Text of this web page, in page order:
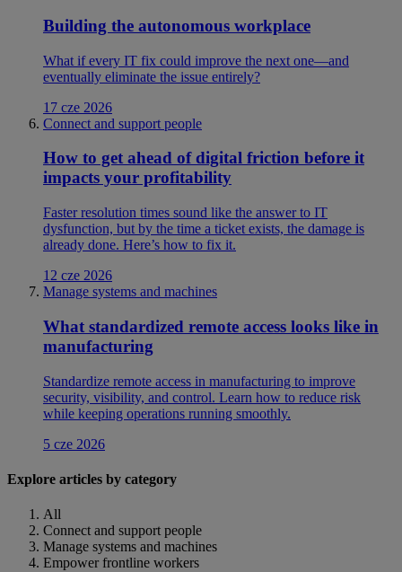
Building the autonomous workplace
What if every IT fix could improve the next one—and
eventually eliminate the issue entirely?
17 cze 2026
Connect and support people
How to get ahead of digital friction before it
impacts your profitability
Faster resolution times sound like the answer to IT
dysfunction, but by the time a ticket exists, the damage is
already done. Here’s how to fix it.
12 cze 2026
Manage systems and machines
What standardized remote access looks like in
manufacturing
Standardize remote access in manufacturing to improve
security, visibility, and control. Learn how to reduce risk
while keeping operations running smoothly.
5 cze 2026
Explore articles by category
All
Connect and support people
Manage systems and machines
Empower frontline workers